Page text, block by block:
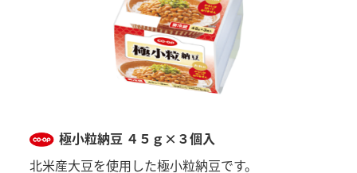
極小粒納豆 ４５ｇ×３個入
北米産大豆を使用した極小粒納豆です。